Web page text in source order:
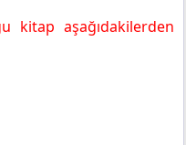
kitap aşağıdakilerden